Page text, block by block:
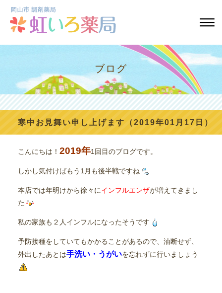
ブログ
寒中お見舞い申し上げます（2019年01月17日）
こんにちは！ 2019年1回目のブログです。
しかし気付けばもう1月も後半戦ですね
本店では年明けから徐々にインフルエンザが増えてきまし
た
私の家族も２人インフルになったそうです
予防接種をしていてもかかることがあるので、油断せず、
外出したあとは手洗い・うがいを忘れずに行いましょう